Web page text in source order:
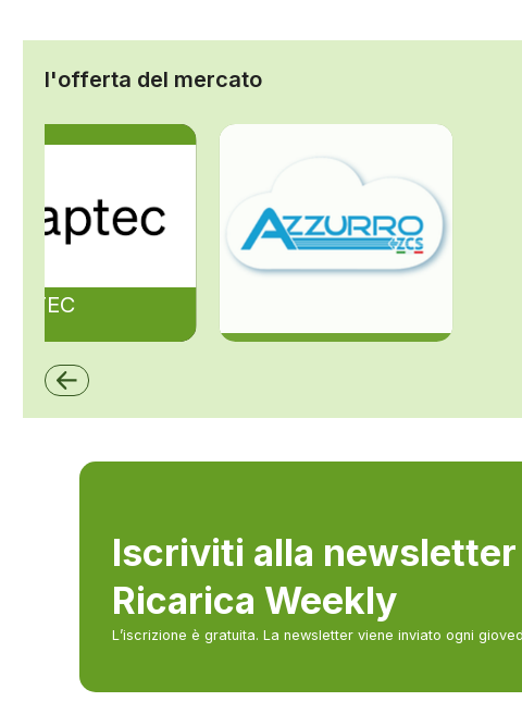
l'offerta del mercato
ZCS Azzurro
Iscriviti alla
Ricarica Weekly
L’iscrizione è gratuita. La newsletter viene inviato ogni